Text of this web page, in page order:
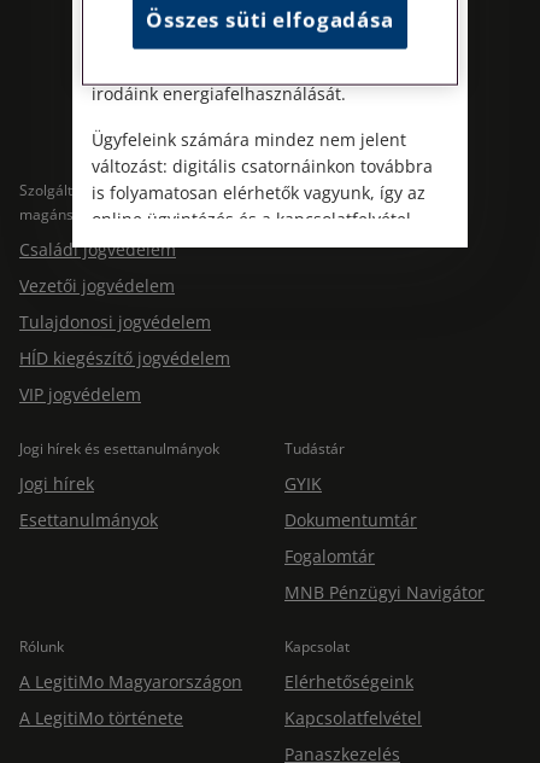
Kövess minket!
Szolgáltatások
magánszemélyeknek
Családi jogvédelem
Vezetői jogvédelem
Tulajdonosi jogvédelem
HÍD kiegészítő jogvédelem
VIP jogvédelem
Szolgáltatások cégeknek
Jogtárs Start & Pro
Jogi hírek és esettanulmányok
Jogi hírek
Esettanulmányok
Tudástár
GYIK
Dokumentumtár
Fogalomtár
MNB Pénzügyi Navigátor
Rólunk
A LegitiMo Magyarországon
A LegitiMo története
Kapcsolat
Elérhetőségeink
Kapcsolatfelvétel
Panaszkezelés
energiaellátási rendszer terhelésére
tekintettel ezzel egyszerre óvjuk
irodáink energiafelhasználását.
Ügyfeleink számára mindez nem jelent
változást: digitális csatornáinkon továbbra
is folyamatosan elérhetők vagyunk, így az
online ügyintézés és a kapcsolatfelvétel
változatlanul biztosított.
Összes süti elfogadása